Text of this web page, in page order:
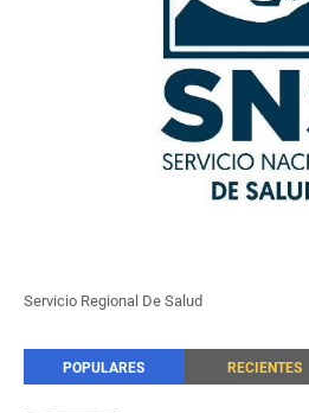
Servicio Regional De Salud
POPULARES RECIENTES